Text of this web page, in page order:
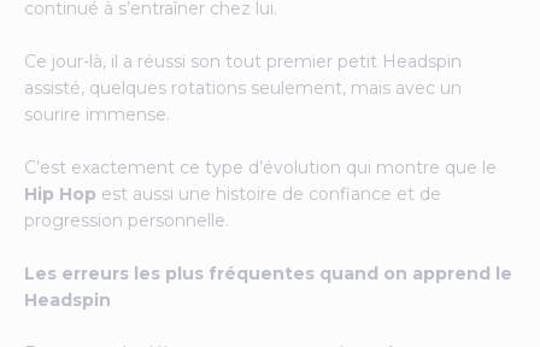
continué à s’entraîner chez lui.
Ce jour-là, il a réussi son tout premier petit Headspin
assisté, quelques rotations seulement, mais avec un
sourire immense.
C’est exactement ce type d’évolution qui montre que le
Hip Hop est aussi une histoire de confiance et de
progression personnelle.
Les erreurs les plus fréquentes quand on apprend le
Headspin